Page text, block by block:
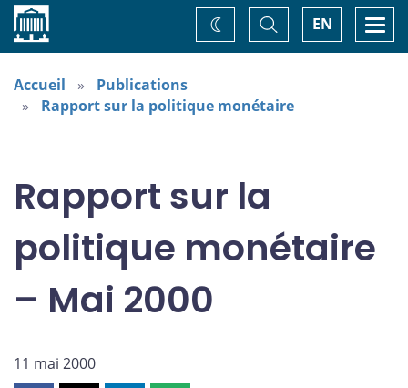
Accueil EN
Basculer
la
recherche
Changez
de
Accueil
Publications
Rapport sur la politique monétaire
Rapport sur la
politique monétaire
– Mai 2000
11 mai 2000